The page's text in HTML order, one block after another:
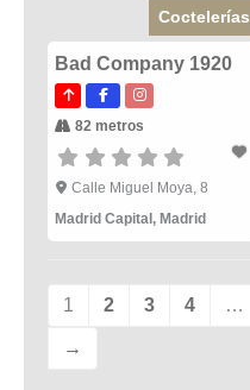
Coctelerías
Bad Company 1920
82 metros
Calle Miguel Moya, 8
Madrid Capital , Madrid
1 2 3 4 …
→